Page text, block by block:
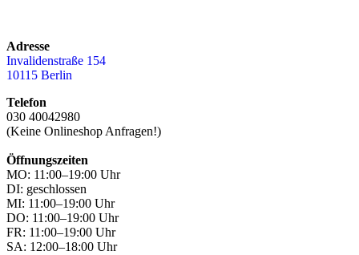
Adresse
Invalidenstraße 154
10115 Berlin
Telefon
030 40042980
(Keine Onlineshop Anfragen!)
Öffnungszeiten
MO: 11:00–19:00 Uhr
DI: geschlossen
MI: 11:00–19:00 Uhr
DO: 11:00–19:00 Uhr
FR: 11:00–19:00 Uhr
SA: 12:00–18:00 Uhr